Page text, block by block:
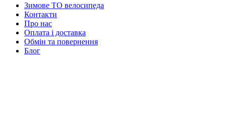
Зимове ТО велосипеда
Контакти
Про нас
Оплата і доставка
Обмін та повернення
Блог